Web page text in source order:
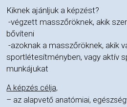
Kiknek ajánljuk a képzést?
-végzett masszőröknek, akik
bővíteni
-azoknak a masszőröknek, akik
sportlétesítményben, vagy aktív
munkájukat
A képzés célja,
– az alapvető anatómiai,